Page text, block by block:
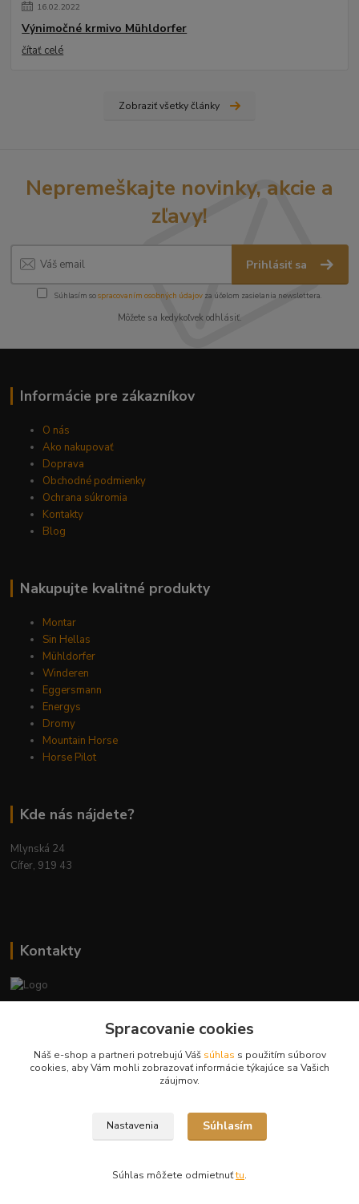
16.02.2022
Výnimočné krmivo Mühldorfer
čítať celé
Zobraziť všetky články
Nepremeškajte novinky, akcie a
zľavy!
Prihlásiť sa
Súhlasím sospracovaním osobných údajov za účelom zasielania newslettera.
Môžete sa kedykoľvek odhlásiť.
Informácie pre zákazníkov
O nás
Ako nakupovať
Doprava
Obchodné podmienky
Ochrana súkromia
Kontakty
Blog
Nakupujte kvalitné produkty
Montar
Sin Hellas
Mühldorfer
Winderen
Eggersmann
Energys
Dromy
Mountain Horse
Horse Pilot
Kde nás nájdete?
Mlynská 24
Cífer, 919 43
Kontakty
+421 944 394 715
info@krmivamirima.sk
Spracovanie cookies
Náš e-shop a partneri potrebujú Váš súhlas s použitím súborov
cookies, aby Vám mohli zobrazovať informácie týkajúce sa Vašich
záujmov.
Nastavenia Súhlasím
Súhlas môžete odmietnuťtu.